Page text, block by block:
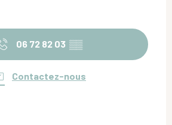
06 72 82 03 ▒▒
Contactez-nous